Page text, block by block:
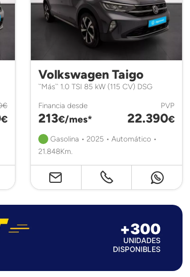
€
Volkswagen Taigo
``Más`` 1.0 TSI 85 kW (115 CV) DSG
Financia desde
213€/mes*
PVP
22.390€
Gasolina • 2025 • Automático •
21.848Km.